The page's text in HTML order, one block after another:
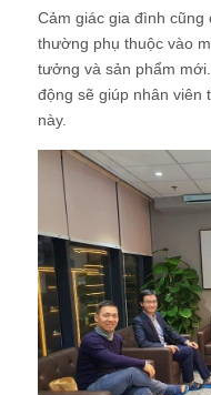
Cảm giác gia đình cũng
thường phụ thuộc vào
tưởng và sản phẩm
động sẽ giúp nhân viên
này.